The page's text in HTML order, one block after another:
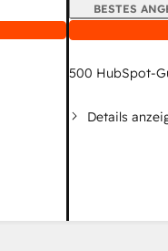
BESTES
500 HubSpot-
Details